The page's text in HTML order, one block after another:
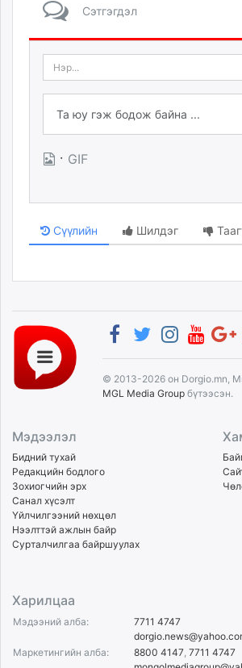
Сэтгэгдэл
· GIF
Сүүлийн Шилдэг
© 2013-2026 он Dorgio.mn,
MGL Media Group бүтээсэн.
Мэдээлэл
Бидний тухай
Редакцийн бодлого
Зохиогчийн эрх
Санал хүсэлт
Үйлчилгээний нөхцөл
Нээлттэй ажлын байр
Сурталчилгаа байршуулах
Харилцаа
Мэдээний алба:
7711 4747
Маркетингийн алба:
8800 4147 7711 4747